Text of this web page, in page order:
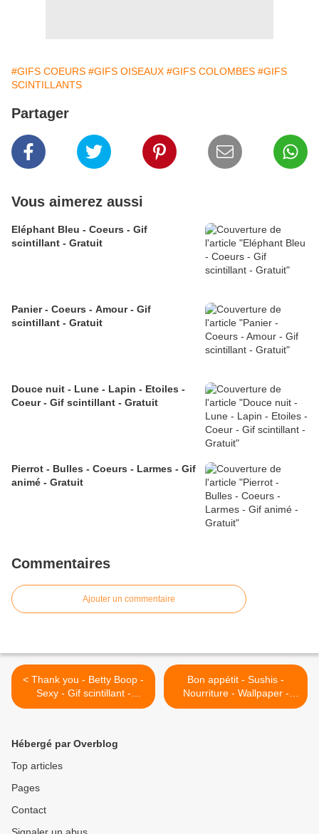
#GIFS COEURS #GIFS OISEAUX #GIFS COLOMBES #GIFS
SCINTILLANTS
Partager
Vous aimerez aussi
Eléphant Bleu - Coeurs - Gif
scintillant - Gratuit
Panier - Coeurs - Amour - Gif
scintillant - Gratuit
Douce nuit - Lune - Lapin - Etoiles -
Coeur - Gif scintillant - Gratuit
Pierrot - Bulles - Coeurs - Larmes - Gif
animé - Gratuit
Commentaires
Ajouter un commentaire
< Thank you - Betty Boop -
Sexy - Gif scintillant -
Gratuit
Bon appétit - Sushis -
Nourriture - Wallpaper -
Free >
Hébergé par Overblog
Top articles
Pages
Contact